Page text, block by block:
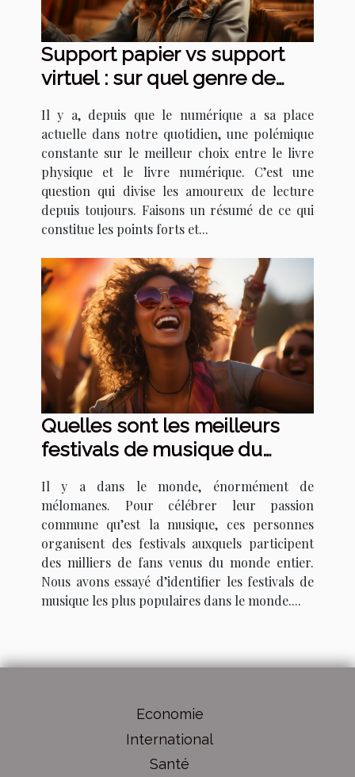
Support papier vs support
virtuel : sur quel genre de
Il y a, depuis que le numérique a sa place
actuelle dans notre quotidien, une polémique
constante sur le meilleur choix entre le livre
physique et le livre numérique. C’est une
question qui divise les amoureux de lecture
depuis toujours. Faisons un résumé de ce qui
constitue les points forts et...
Quelles sont les meilleurs
festivals de musique du
Il y a dans le monde, énormément de
mélomanes. Pour célébrer leur passion
commune qu’est la musique, ces personnes
organisent des festivals auxquels participent
des milliers de fans venus du monde entier.
Nous avons essayé d’identifier les festivals de
musique les plus populaires dans le monde....
Economie
International
Santé